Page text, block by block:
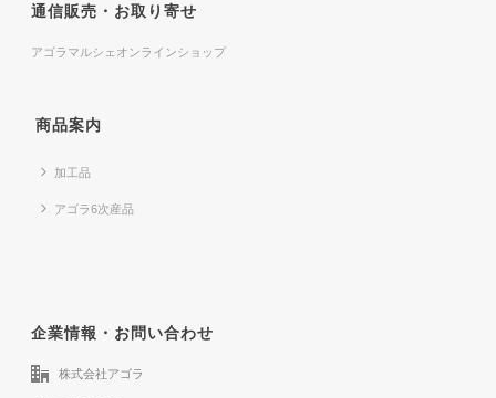
通信販売・お取り寄せ
アゴラマルシェオンラインショップ
商品案内
加工品
アゴラ6次産品
企業情報・お問い合わせ
株式会社アゴラ